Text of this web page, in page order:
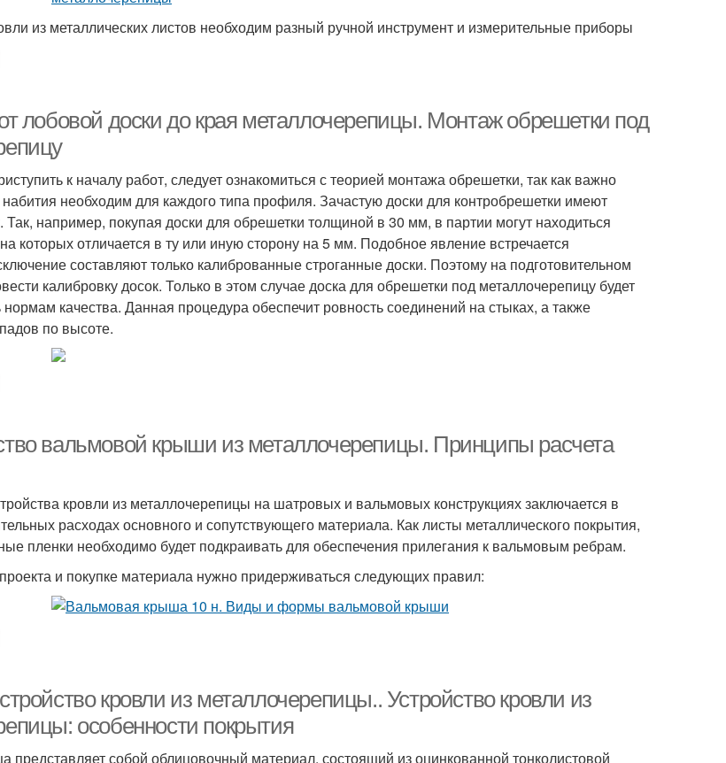
из металлических листов необходим разный ручной инструмент и измерительные приборы
лобовой доски до края металлочерепицы. Монтаж обрешетки под
к началу работ, следует ознакомиться с теорией монтажа обрешетки, так как важно
набития необходим для каждого типа профиля. Зачастую доски для контробрешетки имеют
например, покупая доски для обрешетки толщиной в 30 мм, в партии могут находиться
которых отличается в ту или иную сторону на 5 мм. Подобное явление встречается
составляют только калиброванные строганные доски. Поэтому на подготовительном
калибровку досок. Только в этом случае доска для обрешетки под металлочерепицу будет
нормам качества. Данная процедура обеспечит ровность соединений на стыках, а также
по высоте.
вальмовой крыши из металлочерепицы. Принципы расчета
кровли из металлочерепицы на шатровых и вальмовых конструкциях заключается в
расходах основного и сопутствующего материала. Как листы металлического покрытия,
пленки необходимо будет подкраивать для обеспечения прилегания к вальмовым ребрам.
и покупке материала нужно придерживаться следующих правил:
кровли из металлочерепицы.. Устройство кровли из
особенности покрытия
представляет собой облицовочный материал, состоящий из оцинкованной тонколистовой